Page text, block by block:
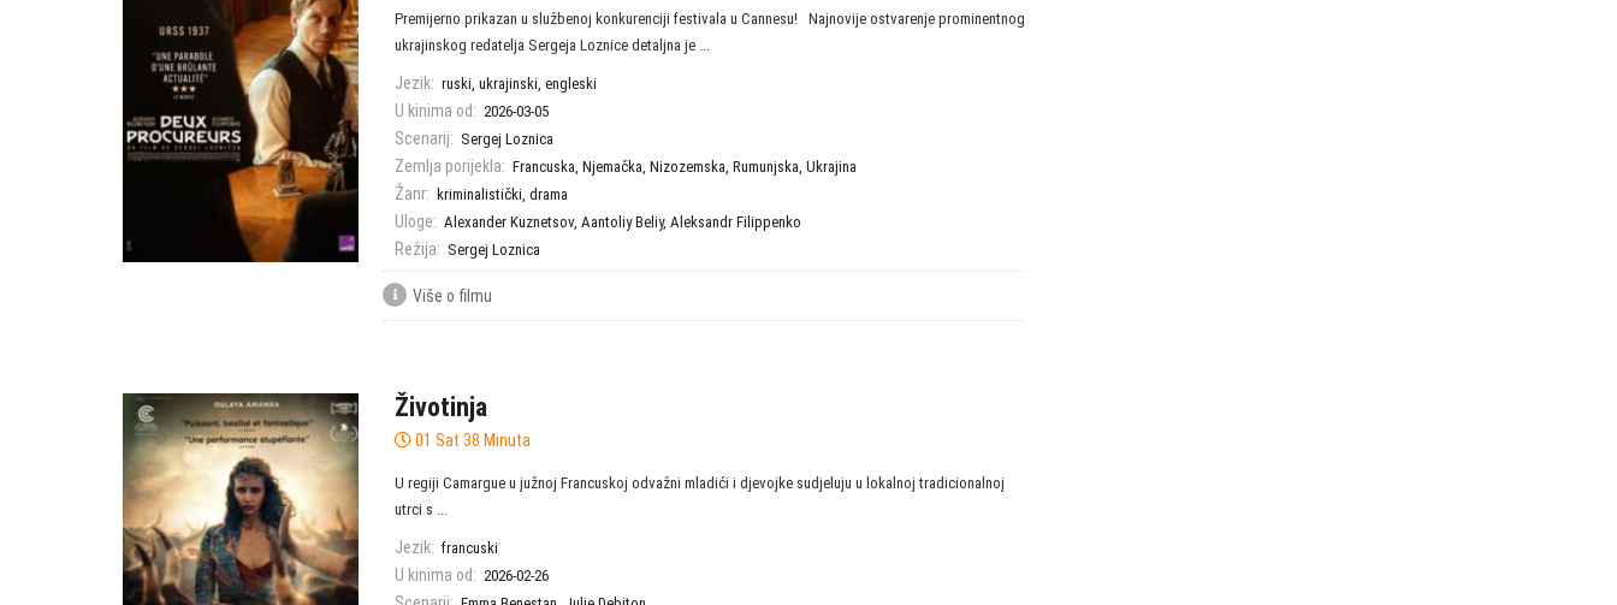
Premijerno prikazan u službenoj konkurenciji festivala u Cannesu! Najnovije ostvarenje prominentnog
ukrajinskog redatelja Sergeja Loznice detaljna je ...
Jezik: ruski, ukrajinski, engleski
U kinima od: 2026-03-05
Scenarij: Sergej Loznica
Zemlja porijekla: Francuska, Njemačka, Nizozemska, Rumunjska, Ukrajina
Žanr: kriminalistički, drama
Uloge: Alexander Kuznetsov, Aantoliy Beliy, Aleksandr Filippenko
Režija: Sergej Loznica
Više o filmu
Životinja
01 Sat 38 Minuta
U regiji Camargue u južnoj Francuskoj odvažni mladići i djevojke sudjeluju u lokalnoj tradicionalnoj
utrci s ...
Jezik: francuski
U kinima od: 2026-02-26